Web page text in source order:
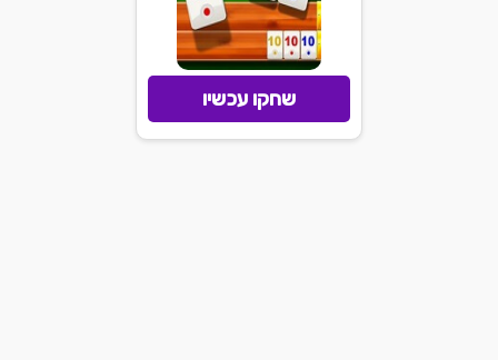
שחקו עכשיו